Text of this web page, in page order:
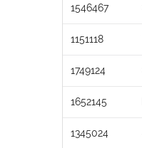
1546467
1151118
1749124
1652145
1345024